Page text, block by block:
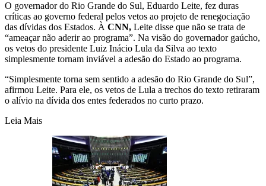
O governador do Rio Grande do Sul, Eduardo Leite, fez duras
críticas ao governo federal pelos vetos ao projeto de renegociação
das dívidas dos Estados. À CNN, Leite disse que não se trata de
“ameaçar não aderir ao programa”. Na visão do governador gaúcho,
os vetos do presidente Luiz Inácio Lula da Silva ao texto
simplesmente tornam inviável a adesão do Estado ao programa.
“Simplesmente torna sem sentido a adesão do Rio Grande do Sul”,
afirmou Leite. Para ele, os vetos de Lula a trechos do texto retiraram
o alívio na dívida dos entes federados no curto prazo.
Leia Mais